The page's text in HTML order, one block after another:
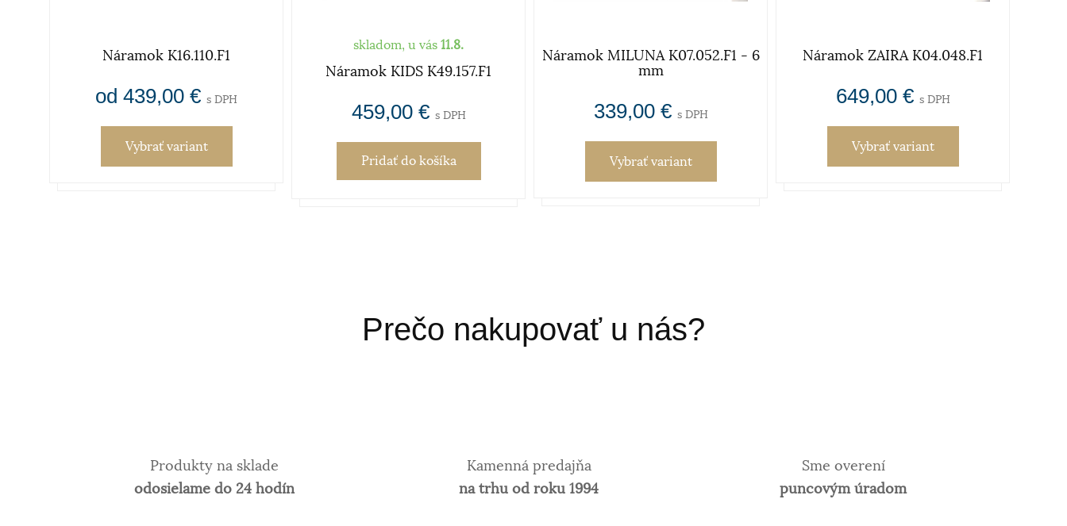
Náramok K16.110.F1
od 439,00 € s DPH
Vybrať variant
skladom, u vás 11.8.
Náramok KIDS K49.157.F1
459,00 € s DPH
Pridaťdo košíka
Náramok MILUNA K07.052.F1 - 6
mm
339,00 € s DPH
Vybrať variant
Náramok ZAIRA K04.048.F1
649,00 € s DPH
Vybrať variant
Prečo nakupovať u nás?
Produkty na sklade
odosielame do 24 hodín
Kamenná predajňa
na trhu od roku 1994
Sme overení
puncovým úradom